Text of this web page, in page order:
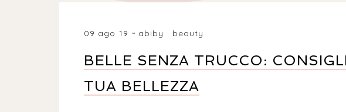
09 ago 19 abiby . beauty
BELLE SENZA TRUCCO:
TUA BELLEZZA